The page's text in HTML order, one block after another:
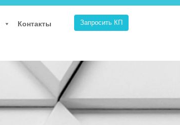
Запросить КП
Контакты